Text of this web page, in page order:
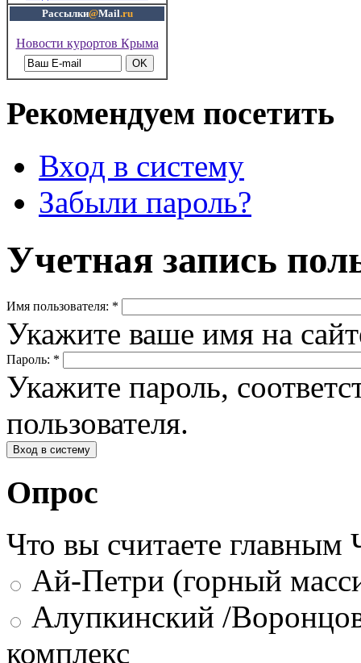
Рассылки@Mail.ru
Новости курортов Крыма
Рекомендуем посетить
Вход в систему
Забыли пароль?
Учетная запись
Имя пользователя: *
Укажите ваше имя на
Пароль: *
Укажите пароль,
пользователя.
Опрос
Что вы считаете
Ай-Петри (горный
Алупкинский /
комплекс